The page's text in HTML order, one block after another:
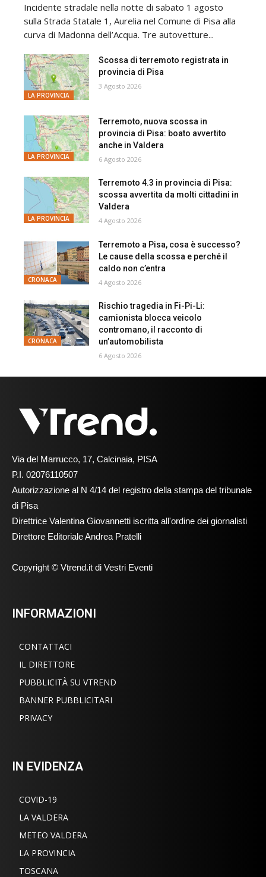
Incidente stradale nella notte di sabato 1 agosto
sulla Strada Statale 1, Aurelia nel Comune di Pisa alla
curva di Madonna dell’Acqua. Tre autovetture...
LA PROVINCIA
Scossa di terremoto registrata in
provincia di Pisa
3 Agosto 2026
LA PROVINCIA
Terremoto, nuova scossa in
provincia di Pisa: boato avvertito
anche in Valdera
6 Agosto 2026
LA PROVINCIA
Terremoto 4.3 in provincia di Pisa:
scossa avvertita da molti cittadini in
Valdera
4 Agosto 2026
CRONACA
Terremoto a Pisa, cosa è successo?
Le cause della scossa e perché il
caldo non c’entra
4 Agosto 2026
CRONACA
Rischio tragedia in Fi-Pi-Li:
camionista blocca veicolo
contromano, il racconto di
un’automobilista
6 Agosto 2026
Via del Marrucco, 17, Calcinaia, PISA
P.I. 02076110507
Autorizzazione al N 4/14 del registro della stampa del tribunale
di Pisa
Direttrice Valentina Giovannetti iscritta all'ordine dei giornalisti
Direttore Editoriale Andrea Pratelli
Copyright © Vtrend.it di Vestri Eventi
INFORMAZIONI
CONTATTACI
IL DIRETTORE
PUBBLICITÀ SU VTREND
BANNER PUBBLICITARI
PRIVACY
IN EVIDENZA
COVID-19
LA VALDERA
METEO VALDERA
LA PROVINCIA
TOSCANA